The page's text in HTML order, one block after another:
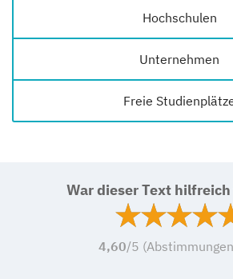
Hochschulen
Unternehmen
Freie
War dieser Text
4,60/5